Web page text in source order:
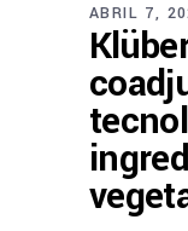
ABRIL 7,